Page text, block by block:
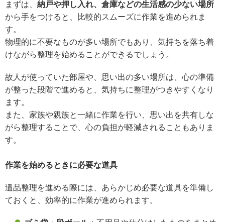
まずは、 納戸や押し入れ、倉庫などの生活感の少ない場所
から手をつけると、比較的スムーズに作業を進められま
す。
物理的に不要なものが多い場所でもあり、気持ちを落ち着
けながら整理を始めることができるでしょう。
故人が使っていた部屋や、思い出の多い場所は、心の準備
が整った段階で進めると、気持ちに整理がつきやすくなり
ます。
また、家族や親族と一緒に作業を行い、思い出を共有しな
がら整理することで、心の負担が軽減されることもありま
す。
作業を始めるときに必要な道具
遺品整理を進める際には、あらかじめ必要な道具を準備し
ておくと、効率的に作業が進められます。